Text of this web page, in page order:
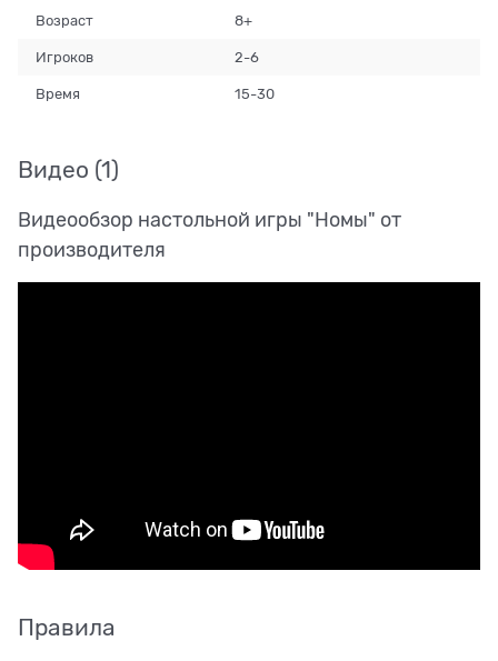
Возраст 8+
Игроков 2-6
Время 15-30
Видео (1)
Видеообзор настольной игры "Номы" от
производителя
Правила